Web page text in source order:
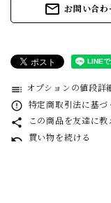
mail_outline お問い合わ
toc オプションの値段詳
error_outline 特定商取引法に基づ
share この商品を友達に教
undo 買い物を続ける